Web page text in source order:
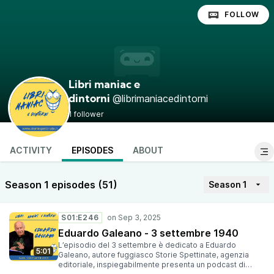
Libri maniac e
dintorni @librimaniacedintorni
1 follower
FOLLOW
ACTIVITY EPISODES ABOUT
Season 1 episodes (51) Season 1
5:01
S01:E246
Eduardo Galeano - 3 settembre 1940
L’episodio del 3 settembre è dedicato a Eduardo
Galeano, autore fuggiasco Storie Spettinate, agenzia
editoriale, inspiegabilmente presenta un podcast di